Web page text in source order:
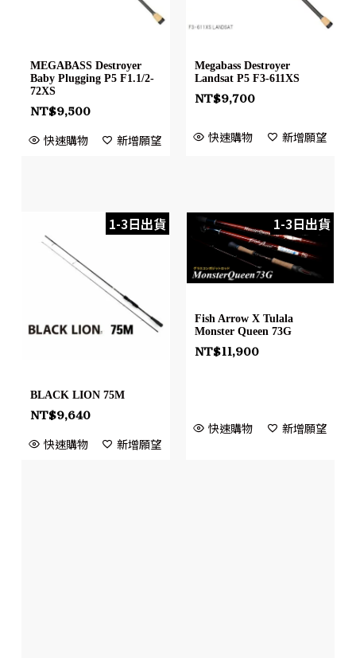
MEGABASS Destroyer
Baby Plugging P5 F1.1/2-
72XS
NT$9,500
快速購物 新增願望
Megabass Destroyer
Landsat P5 F3-611XS
NT$9,700
快速購物 新增願望
1-3日出貨
BLACK LION 75M
NT$9,640
快速購物 新增願望
1-3日出貨
Fish Arrow X Tulala
Monster Queen 73G
NT$11,900
快速購物 新增願望